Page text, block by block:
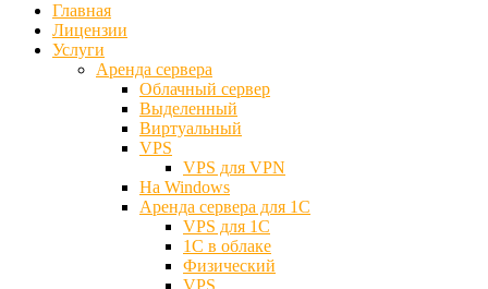
Главная
Лицензии
Услуги
Аренда сервера
Облачный сервер
Выделенный
Виртуальный
VPS
VPS для VPN
На Windows
Аренда сервера для 1С
VPS для 1С
1С в облаке
Физический
VPS